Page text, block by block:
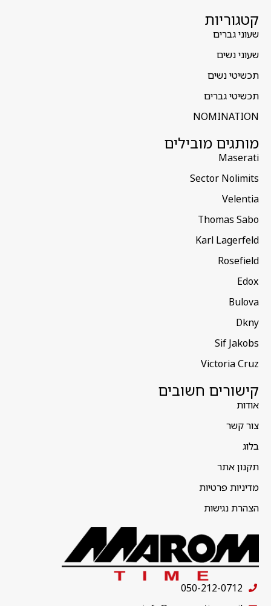
קטגוריות
שעוני גברים
שעוני נשים
תכשיטי נשים
תכשיטי גברים
NOMINATION
מותגים מובילים
Maserati
Sector Nolimits
Velentia
Thomas Sabo
Karl Lagerfeld
Rosefield
Edox
Bulova
Dkny
Sif Jakobs
Victoria Cruz
קישורים חשובים
אודות
צור קשר
בלוג
תקנון אתר
מדיניות פרטיות
הצהרת נגישות
050-212-0712